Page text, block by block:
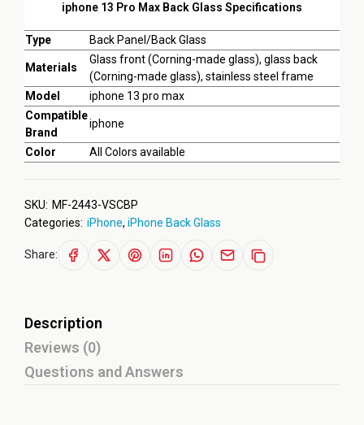
iphone 13 Pro Max Back Glass Specifications
Type Back Panel/Back Glass
Materials
Glass front (Corning-made glass), glass back
(Corning-made glass), stainless steel frame
Model
iphone 13 pro max
Compatible
Brand
iphone
Color All Colors available
SKU: MF-2443-VSCBP
Categories: iPhone, iPhone Back Glass
Share:
Description
Reviews (0)
Questions and Answers